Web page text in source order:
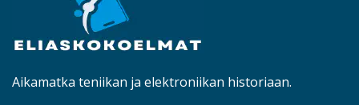
Aikamatka teniikan ja elektroniikan historiaan.